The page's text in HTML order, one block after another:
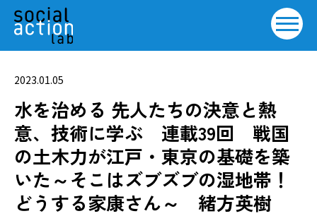
2023.01.05
水を治める 先人たちの決意と熱
意、技術に学ぶ 連載39回 戦国
の土木力が江戸・東京の基礎を築
いた～そこはズブズブの湿地帯！
どうする家康さん～
緒方英樹